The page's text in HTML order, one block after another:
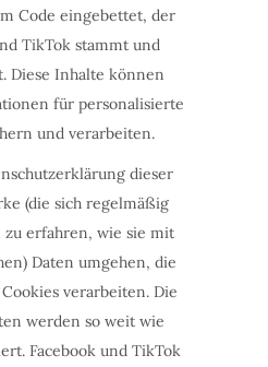
Code eingebettet, der
TikTok stammt und
Diese Inhalte können
für personalisierte
und verarbeiten.
dieser
(die sich regelmäßig
zu erfahren, wie sie mit
Daten umgehen, die
verarbeiten. Die
werden so weit wie
Facebook und TikTok